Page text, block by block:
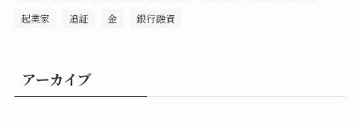
起業家
追証 金 銀行融資
アーカイブ